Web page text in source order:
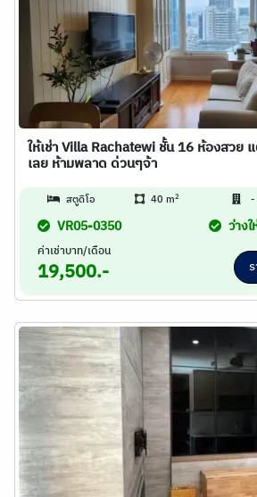
ให้เช่า Villa Rachatewi ชั้น 16 ห้องสวย
เลย ห้ามพลาด ด่วนๆจ้า
สตูดิโอ 40 m2 -
VR05-0350 ว่างใ
ค่าเช่าบาท/เดือน
19,500.-